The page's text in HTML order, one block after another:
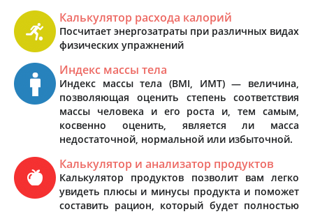
Калькулятор расхода калорий
Посчитает энергозатраты при различных видах
физических упражнений
Индекс массы тела
Индекс массы тела (BMI, ИМТ) — величина,
позволяющая оценить степень соответствия
массы человека и его роста и, тем самым,
косвенно оценить, является ли масса
недостаточной, нормальной или избыточной.
Калькулятор и анализатор продуктов
Калькулятор продуктов позволит вам легко
увидеть плюсы и минусы продукта и поможет
составить рацион, который будет полностью